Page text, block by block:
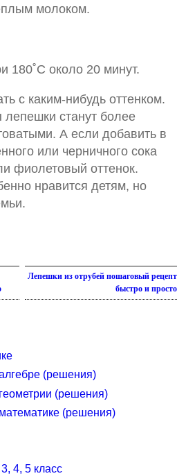
молоком.
180˚С около 20 минут.
с каким-нибудь оттенком.
лепешки станут более
А если добавить в
или черничного сока
фиолетовый оттенок.
нравится детям, но
Лепешки из отрубей пошаговый рецепт
быстро и просто
(решения)
(решения)
(решения)
4, 5 класс